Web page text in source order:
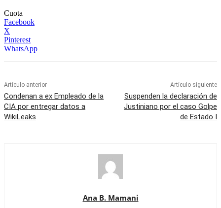
Cuota
Facebook
X
Pinterest
WhatsApp
Artículo anterior
Condenan a ex Empleado de la
CIA por entregar datos a
WikiLeaks
Artículo siguiente
Suspenden la declaración de
Justiniano por el caso Golpe
de Estado I
Ana B. Mamani